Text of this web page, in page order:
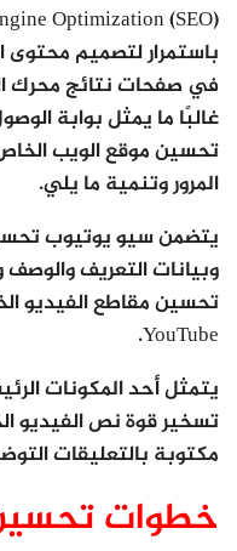
باستمرار لتصميم محتوى
غالبًا ما يمثل بوابة
تحسين موقع الويب
المرور وتنمية ما يلي.
يتضمن سيو يوتيوب
وبيانات التعريف
تحسين مقاطع الفيديو
YouTube.
تسخير قوة نص
مكتوبة بالتعليقات
خطوات